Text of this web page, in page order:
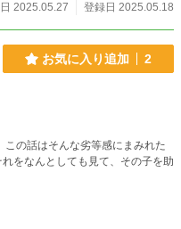
2025.05.27
登録日 2025.05.18
お気に入り追加 2
の話はそんな劣等感にまみれた
をなんとしても見て、その子を助